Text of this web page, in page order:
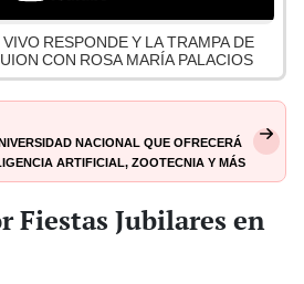
RESPONDE Y LA TRAMPA DE
CON ROSA MARÍA PALACIOS
nacional que ofrecerá
Artificial, zootecnia y más
Fiestas Jubilares en